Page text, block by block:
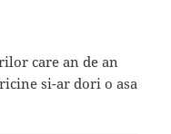
care an de an
si-ar dori o asa